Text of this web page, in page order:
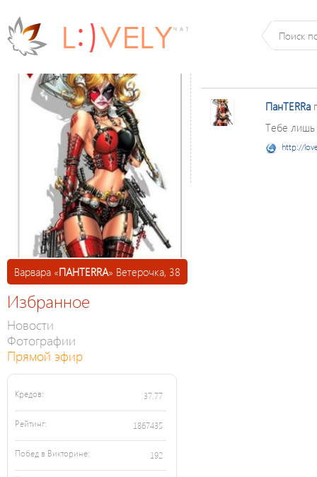
Варвара «ПАНTERRА» Ветерочка, 38
Избранное
Новости
Фотографии
Прямой эфир
Кредов: 37.77
Рейтинг: 1867435
Побед в Викторине: 192
ПанTERRа
Тебе
http://